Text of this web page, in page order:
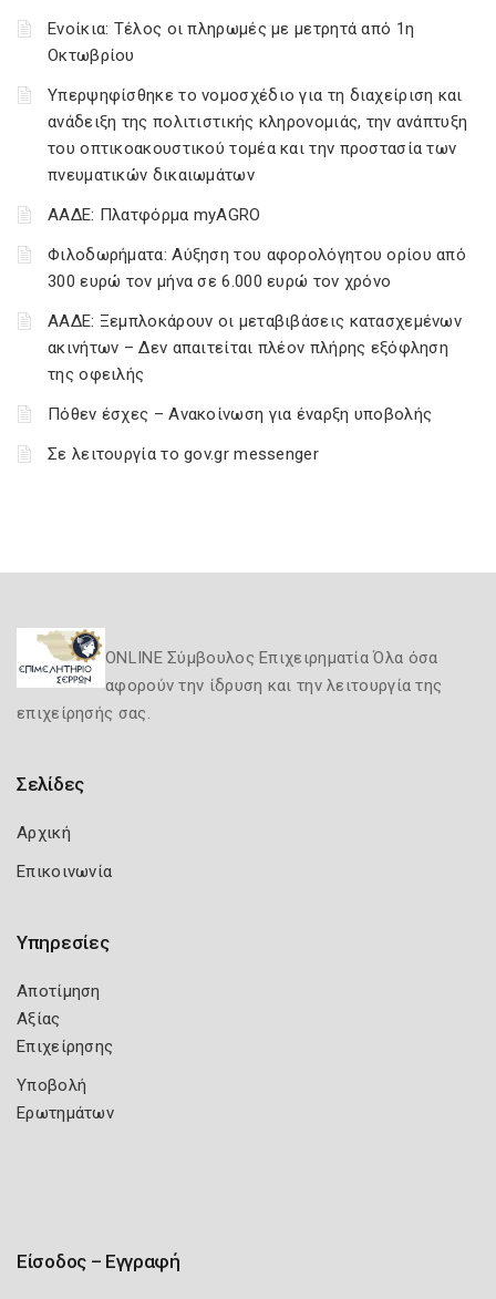
Ενοίκια: Τέλος οι πληρωμές με μετρητά από 1η
Οκτωβρίου
Υπερψηφίσθηκε το νομοσχέδιο για τη διαχείριση και
ανάδειξη της πολιτιστικής κληρονομιάς, την ανάπτυξη
του οπτικοακουστικού τομέα και την προστασία των
πνευματικών δικαιωμάτων
ΑΑΔΕ: Πλατφόρμα myAGRO
Φιλοδωρήματα: Αύξηση του αφορολόγητου ορίου από
300 ευρώ τον μήνα σε 6.000 ευρώ τον χρόνο
ΑΑΔΕ: Ξεμπλοκάρουν οι μεταβιβάσεις κατασχεμένων
ακινήτων – Δεν απαιτείται πλέον πλήρης εξόφληση
της οφειλής
Πόθεν έσχες – Ανακοίνωση για έναρξη υποβολής
Σε λειτουργία το gov.gr messenger
ONLINE Σύμβουλος Επιχειρηματία Όλα όσα
αφορούν την ίδρυση και την λειτουργία της
επιχείρησής σας.
Σελίδες
Αρχική
Επικοινωνία
Υπηρεσίες
Αποτίμηση
Αξίας
Επιχείρησης
Υποβολή
Ερωτημάτων
Είσοδος – Εγγραφή